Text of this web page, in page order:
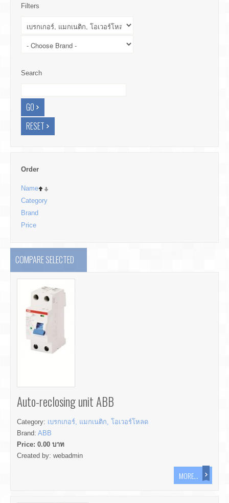
Filters
Search
Order
Name
Category
Brand
Price
COMPARE SELECTED
Auto-reclosing unit ABB
Category: เบรกเกอร์, แมกเนติก, โอเวอร์โหลด
Brand: ABB
Price: 0.00 บาท
Created by: webadmin
MORE...